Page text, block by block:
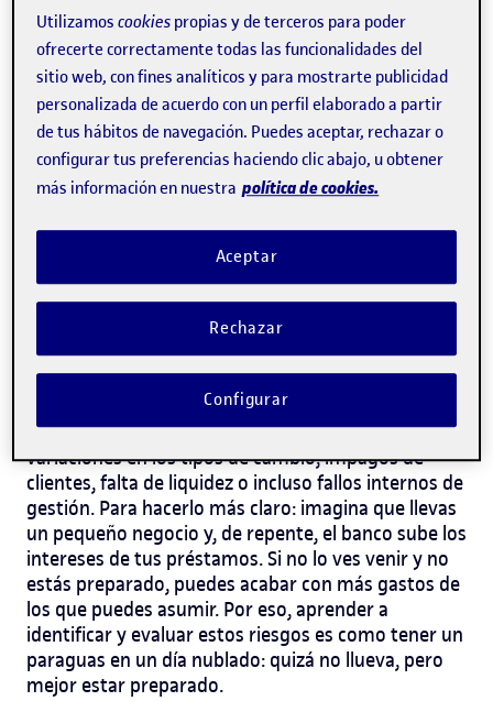
una organización.Por eso, aprender agestionar los
riesgos financierosno es solo una buena práctica:
es una necesidad. Identificar amenazas con
antelación y actuar con estrategia permite tomar
mejores decisiones, proteger los recursos y
asegurar el crecimiento sostenible de cualquier
empresa.
¿Qué significa gestionar
riesgos financieros?
gestión del riesgo financiero
nos referimos al conjunto de acciones que permiten
anticiparse a posibles problemas económicos que
podrían poner en peligro la salud de una empresa.
Estos problemas pueden surgir por mil razones:
variaciones en los tipos de cambio, impagos de
clientes, falta de liquidez o incluso fallos internos de
gestión. Para hacerlo más claro: imagina que llevas
un pequeño negocio y, de repente, el banco sube los
intereses de tus préstamos. Si no lo ves venir y no
estás preparado, puedes acabar con más gastos de
los que puedes asumir. Por eso, aprender a
identificar y evaluar estos riesgos es como tener un
paraguas en un día nublado: quizá no llueva, pero
mejor estar preparado.
Utilizamoscookies propias y de terceros para poder
ofrecerte correctamente todas las funcionalidades del
sitio web, con fines analíticos y para mostrarte publicidad
personalizada de acuerdo con un perfil elaborado a partir
de tus hábitos de navegación. Puedes aceptar, rechazar o
configurar tus preferencias haciendo clic abajo, u obtener
más información en nuestra política de cookies.
Rechazar
Aceptar
Configurar